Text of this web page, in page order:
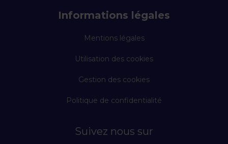
Informations légales
Mentions légales
Utilisation des cookies
Gestion des cookies
Politique de confidentialité
Suivez nous sur